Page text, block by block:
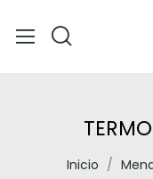
Inicio